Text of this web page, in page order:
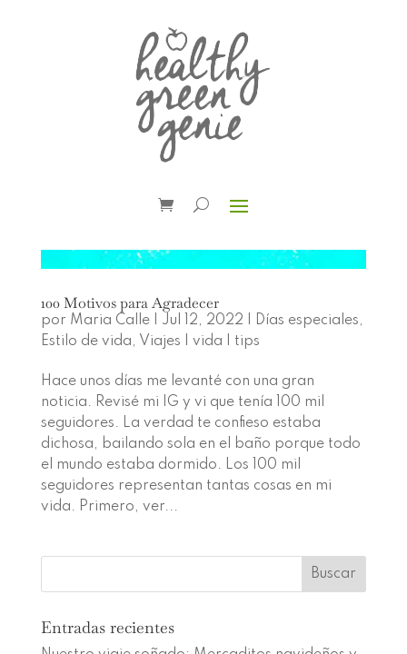
100 Motivos para Agradecer
por Maria Calle| Jul 12, 2022 | Días especiales,
Estilo de vida, Viajes | vida | tips
Hace unos días me levanté con una gran
noticia. Revisé mi IG y vi que tenía 100 mil
seguidores. La verdad te confieso estaba
dichosa, bailando sola en el baño porque todo
el mundo estaba dormido. Los 100 mil
seguidores representan tantas cosas en mi
vida. Primero, ver...
Entradas recientes